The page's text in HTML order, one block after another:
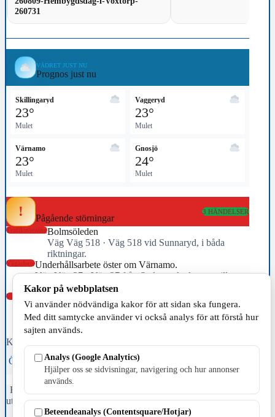
260731
VÄDRET JUST NU
Prognos just nu
Skillingaryd
23°
Mulet
Vaggeryd
23°
Mulet
Värnamo
23°
Mulet
Gnosjö
24°
Mulet
! Pågående störningar
3 HÄNDELSER
TrafikstörningBolmsöleden
Väg Väg 518 · Väg 518 vid Sunnaryd, i båda
riktningar.
VägarbeteUnderhållsarbete öster om Värnamo.
Väg Väg 27 · Väg 27 från Sydsvenska krysset till
Voxtorp båda riktningarna i Jönköpings län (F)
Vägarbete
Väg E4 · E4 från Trafikplats Strömsnäs-Traryd (76) till
Trafikplats Hornsborg (77) i riktning mot Värnamo i
Kronobergs län (G)
Källa: Trafikverket · uppdaterad 15:31
Öppna trafikhubben → Trafikverket →
Fristående webbtidningsföretag grundat 1991 som sedan 2002 ger
ut tidningen Skillingaryd.nu och 2010 lanserades Värnamo.nu. Från
april 2026 omfattar Skillingaryd.nu tre kommuner: Gnosjö,
Kakor på webbplatsen
Vi använder nödvändiga kakor för att sidan ska fungera.
Med ditt samtycke använder vi också analys för att förstå hur
sajten används.
Analys (Google Analytics)
Hjälper oss se sidvisningar, navigering och hur annonser
används.
Beteendeanalys (Contentsquare/Hotjar)